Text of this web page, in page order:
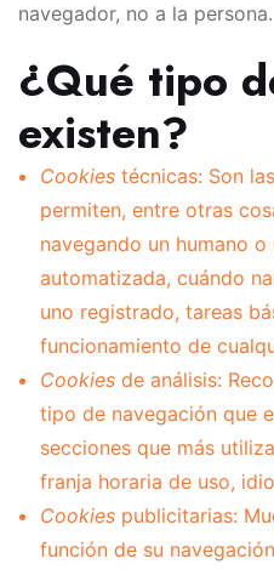
navegador, no a la persona.
¿Qué tipo
existen?
Cookies técnicas: Son
permiten, entre otras
navegando un humano
automatizada, cuándo
uno registrado, tareas
funcionamiento de
Cookies de análisis:
tipo de navegación que
secciones que más
franja horaria de uso,
Cookies publicitarias:
función de su